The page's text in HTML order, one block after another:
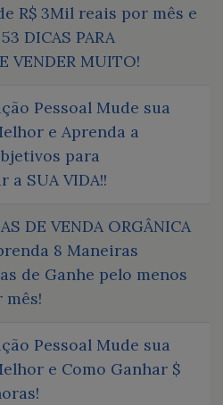
R$ 3Mil reais por mês e
DICAS PARA
VENDER MUITO!
Pessoal Mude sua
e Aprenda a
para
a SUA VIDA!!
DE VENDA ORGÂNICA
8 Maneiras
de Ganhe pelo menos
mês!
Pessoal Mude sua
e Como Ganhar $